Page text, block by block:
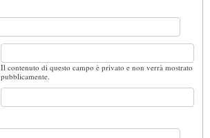
Il contenuto di questo campo è privato e non verrà mostrato
pubblicamente.